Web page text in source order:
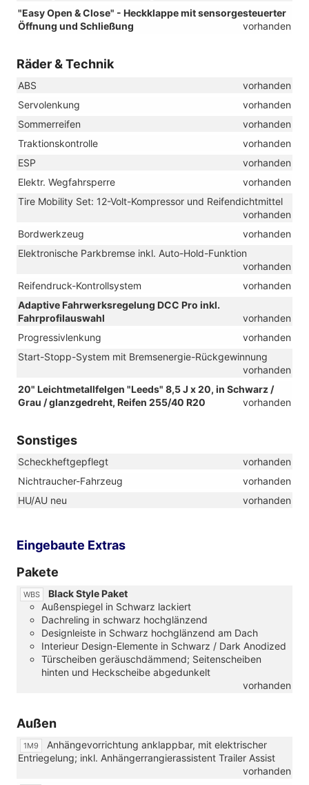
"Easy Open & Close" - Heckklappe mit sensorgesteuerter
Öffnung und Schließung
vorhanden
Räder & Technik
ABS
vorhanden
Servolenkung
vorhanden
Sommerreifen
vorhanden
Traktionskontrolle
vorhanden
ESP
vorhanden
Elektr. Wegfahrsperre
vorhanden
Tire Mobility Set: 12-Volt-Kompressor und Reifendichtmittel
vorhanden
Bordwerkzeug
vorhanden
Elektronische Parkbremse inkl. Auto-Hold-Funktion
vorhanden
Reifendruck-Kontrollsystem
vorhanden
Adaptive Fahrwerksregelung DCC Pro inkl.
Fahrprofilauswahl
vorhanden
Progressivlenkung
vorhanden
Start-Stopp-System mit Bremsenergie-Rückgewinnung
vorhanden
20" Leichtmetallfelgen "Leeds" 8,5 J x 20, in Schwarz /
Grau / glanzgedreht, Reifen 255/40 R20
vorhanden
Sonstiges
Scheckheftgepflegt
vorhanden
Nichtraucher-Fahrzeug
vorhanden
HU/AU neu
vorhanden
Eingebaute Extras
Pakete
WBS
Black Style Paket
Außenspiegel in Schwarz lackiert
Dachreling in schwarz hochglänzend
Designleiste in Schwarz hochglänzend am Dach
Interieur Design-Elemente in Schwarz / Dark Anodized
Türscheiben geräuschdämmend; Seitenscheiben
hinten und Heckscheibe abgedunkelt
vorhanden
Außen
1M9
Anhängevorrichtung anklappbar, mit elektrischer
Entriegelung; inkl. Anhängerrangierassistent Trailer Assist
vorhanden